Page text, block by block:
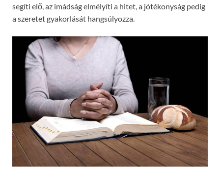
segíti elő, az imádság elmélyíti a hitet, a jótékonyság pedig
a szeretet gyakorlását hangsúlyozza.